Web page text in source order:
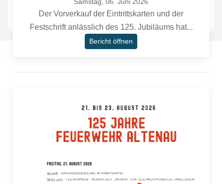
Samstag, 06. Juni 2026
Der Vorverkauf der Eintrittskarten und der
Festschrift anlässlich des 125. Jubiläums hat...
Bericht öffnen